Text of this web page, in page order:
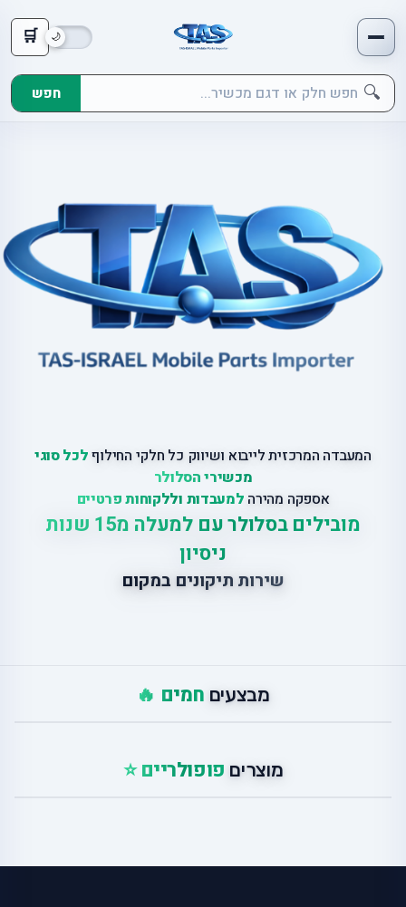
🛒
🔍 חפש
המעבדה המרכזית לייבוא ושיווק כל חלקי החילוףלכל סוגי
מכשירי הסלולר
אספקה מהירה למעבדות וללקוחות פרטיים
מובילים בסלולר עם למעלה מ15 שנות
ניסיון
שירות תיקונים במקום
מבצעים חמים 🔥
מוצרים פופולריים ⭐